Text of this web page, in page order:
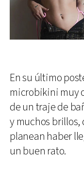
En su último
microbikini muy
de un traje de
y muchos brillos,
planean haber
un buen rato.